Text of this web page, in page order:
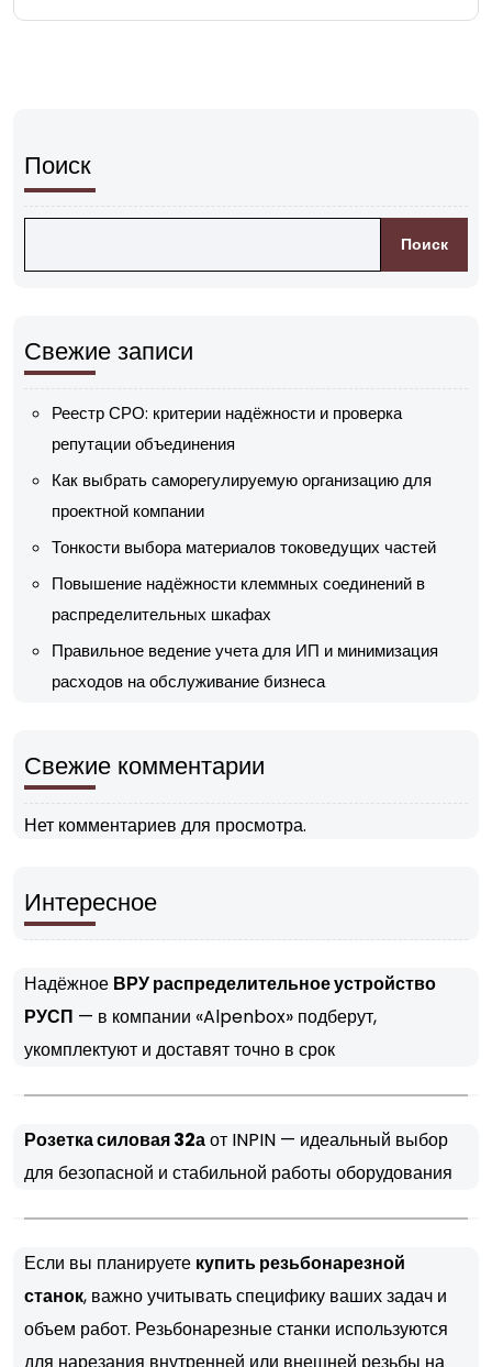
Поиск
Поиск
Свежие записи
Реестр СРО: критерии надёжности и проверка
репутации объединения
Как выбрать саморегулируемую организацию для
проектной компании
Тонкости выбора материалов токоведущих частей
Повышение надёжности клеммных соединений в
распределительных шкафах
Правильное ведение учета для ИП и минимизация
расходов на обслуживание бизнеса
Свежие комментарии
Нет комментариев для просмотра.
Интересное
Надёжное ВРУ распределительное устройство
РУСП — в компании «Alpenbox» подберут,
укомплектуют и доставят точно в срок
Розетка силовая 32аот INPIN — идеальный выбор
для безопасной и стабильной работы оборудования
Если вы планируете купить резьбонарезной
станок, важно учитывать специфику ваших задач и
объем работ. Резьбонарезные станки используются